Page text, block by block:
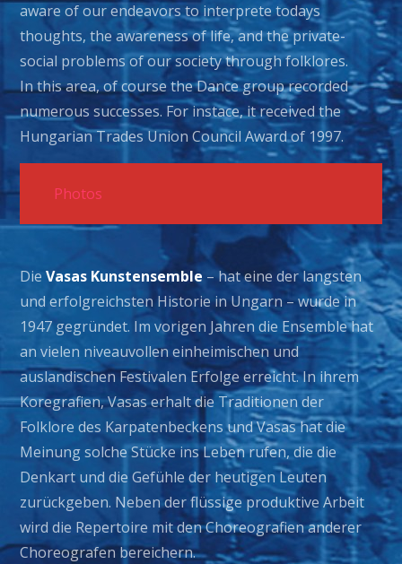
aware of our endeavors to interprete todays
thoughts, the awareness of life, and the private-
social problems of our society through folklores.
In this area, of course the Dance group recorded
numerous successes. For instace, it received the
Hungarian Trades Union Council Award of 1997.
Photos
DieVasas Kunstensemble – hat eine der langsten
und erfolgreichsten Historie in Ungarn – wurde in
1947 gegründet. Im vorigen Jahren die Ensemble hat
an vielen niveauvollen einheimischen und
auslandischen Festivalen Erfolge erreicht. In ihrem
Koregrafien, Vasas erhalt die Traditionen der
Folklore des Karpatenbeckens und Vasas hat die
Meinung solche Stücke ins Leben rufen, die die
Denkart und die Gefühle der heutigen Leuten
zurückgeben. Neben der flüssige produktive Arbeit
wird die Repertoire mit den Choreografien anderer
Choreografen bereichern.